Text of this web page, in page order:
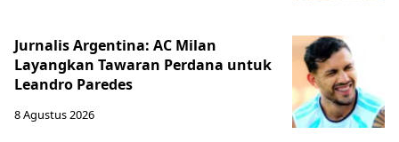
Jurnalis Argentina: AC Milan
Layangkan Tawaran Perdana untuk
Leandro Paredes
8 Agustus 2026